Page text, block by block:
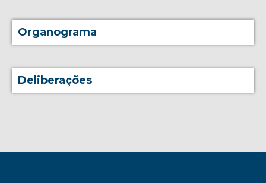
Organograma
Deliberações